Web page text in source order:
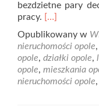
bezdzietne pary
pracy. Read
about
Biuro
Opole
[…]
Opublikowany w
nieruchomości opole,
opole, działki opole,
opole, mieszkania
nieruchomości opole,